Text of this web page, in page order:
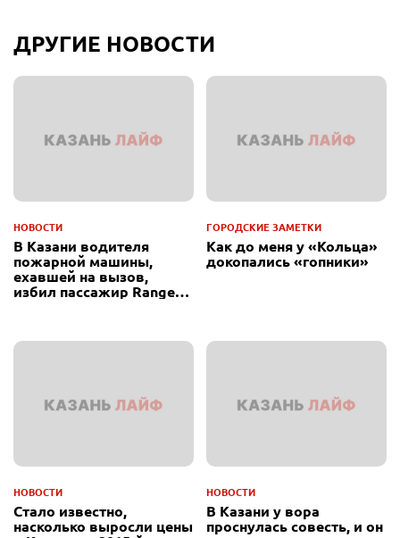
ДРУГИЕ НОВОСТИ
НОВОСТИ
В Казани водителя
пожарной машины,
ехавшей на вызов,
избил пассажир Range
ГОРОДСКИЕ ЗАМЕТКИ
Как до меня у «Кольца»
докопались «гопники»
НОВОСТИ
Стало известно,
насколько выросли цены
НОВОСТИ
В Казани у вора
проснулась совесть, и он